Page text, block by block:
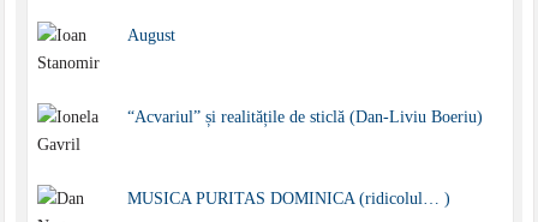
August
“Acvariul” și realitățile de sticlă (Dan-Liviu Boeriu)
MUSICA PURITAS DOMINICA (ridicolul… )